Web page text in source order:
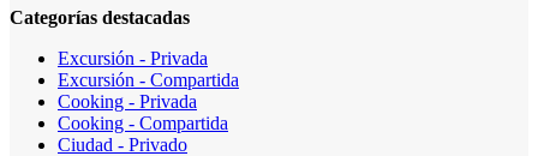
Categorías destacadas
Excursión - Privada
Excursión - Compartida
Cooking - Privada
Cooking - Compartida
Ciudad - Privado